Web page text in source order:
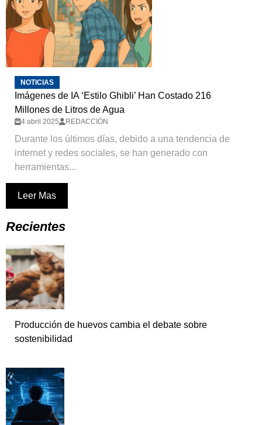
NOTICIAS
Imágenes de IA ‘Estilo Ghibli’ Han Costado 216
Millones de Litros de Agua
4 abril 2025 REDACCIÓN
Durante los últimos días, debido a una tendencia de
internet y redes sociales, se han generado con
herramientas...
Leer Mas
Recientes
Producción de huevos cambia el debate sobre
sostenibilidad